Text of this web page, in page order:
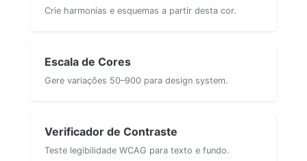
Crie harmonias e esquemas a partir desta cor.
Escala de Cores
Gere variações 50–900 para design system.
Verificador de Contraste
Teste legibilidade WCAG para texto e fundo.